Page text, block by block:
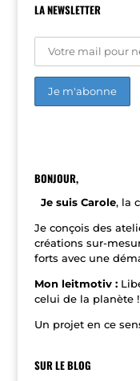
LA NEWSLETTER
n
v
e
:
BONJOUR,
Je suis Carole, la
Je conçois des
créations sur-
forts avec une
Mon leitmotiv :
celui de la planète !
Un projet en ce
SUR LE BLOG